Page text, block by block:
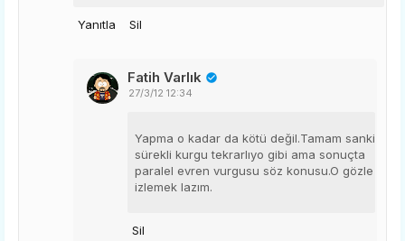
Yanıtla Sil
Fatih Varlık
27/3/12 12:34
Yapma o kadar da kötü değil.Tamam sanki
sürekli kurgu tekrarlıyo gibi ama sonuçta
paralel evren vurgusu söz konusu.O gözle
izlemek lazım.
Sil